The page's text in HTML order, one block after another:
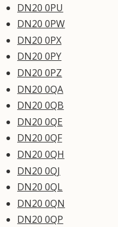
DN20 0PU
DN20 0PW
DN20 0PX
DN20 0PY
DN20 0PZ
DN20 0QA
DN20 0QB
DN20 0QE
DN20 0QF
DN20 0QH
DN20 0QJ
DN20 0QL
DN20 0QN
DN20 0QP